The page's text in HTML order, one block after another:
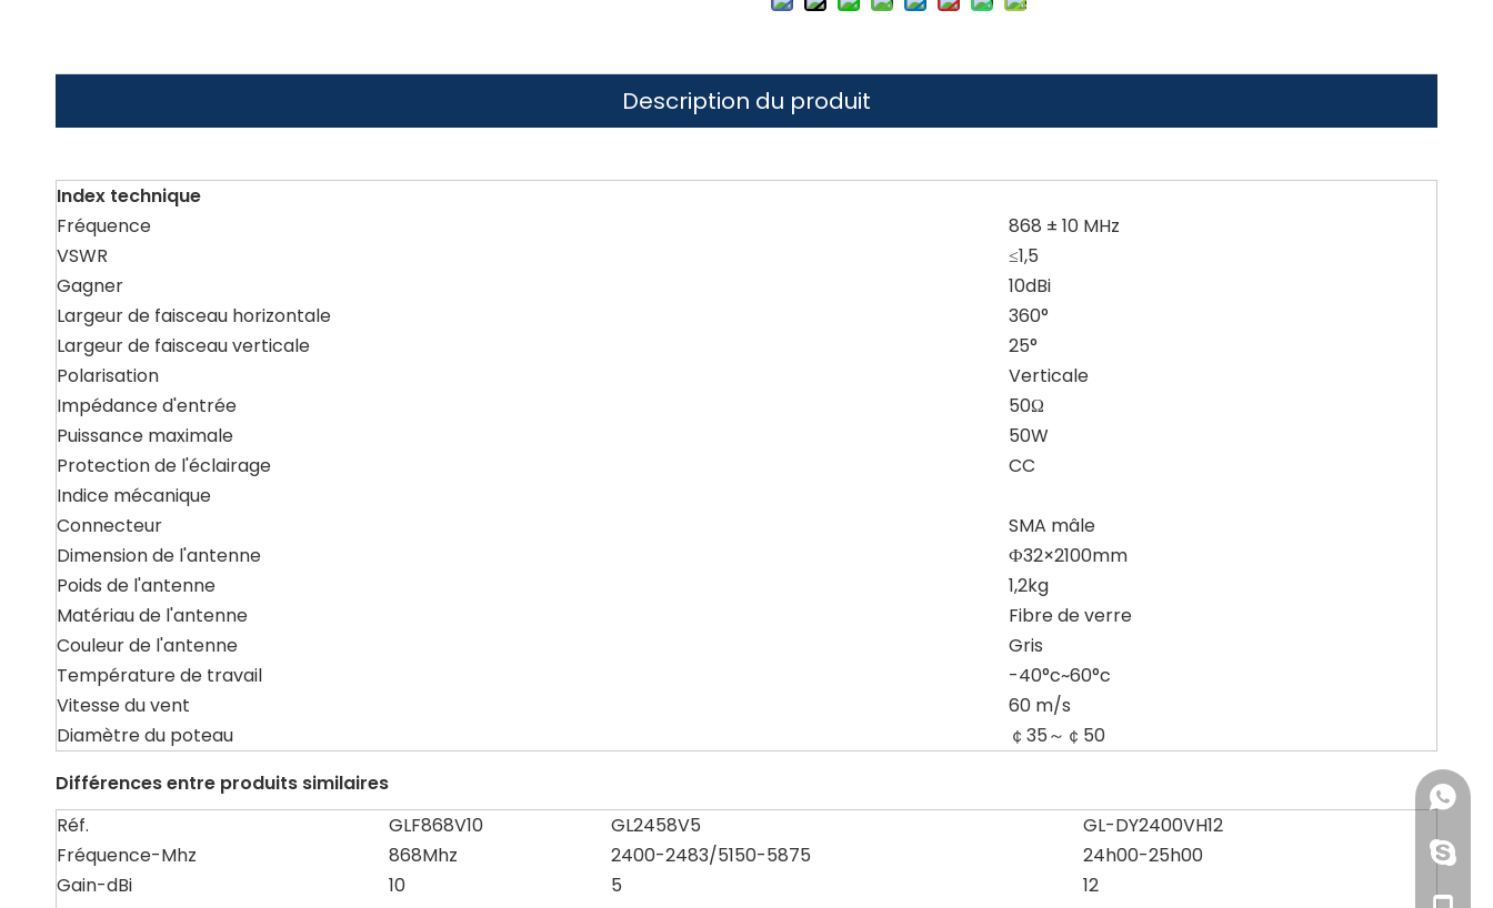
Description du produit
Index technique
Fréquence
868 ± 10 MHz
VSWR
≤1,5
Gagner
10dBi
Largeur de faisceau horizontale
360°
Largeur de faisceau verticale
25°
Polarisation
Verticale
Impédance d'entrée
50Ω
Puissance maximale
50W
Protection de l'éclairage
CC
Indice mécanique
Connecteur
SMA mâle
Dimension de l'antenne
Ф32×2100mm
Poids de l'antenne
1,2kg
Matériau de l'antenne
Fibre de verre
Couleur de l'antenne
Gris
Température de travail
-40°c~60°c
Vitesse du vent
60 m/s
Diamètre du poteau
￠35～￠50
Différences entre produits similaires
Réf.
GLF868V10 GL2458V5
GL-DY2400VH12
Fréquence-Mhz
868Mhz 2400-2483/5150-5875
24h00-25h00
Gain-dBi
10 5
12
+86-
+86-